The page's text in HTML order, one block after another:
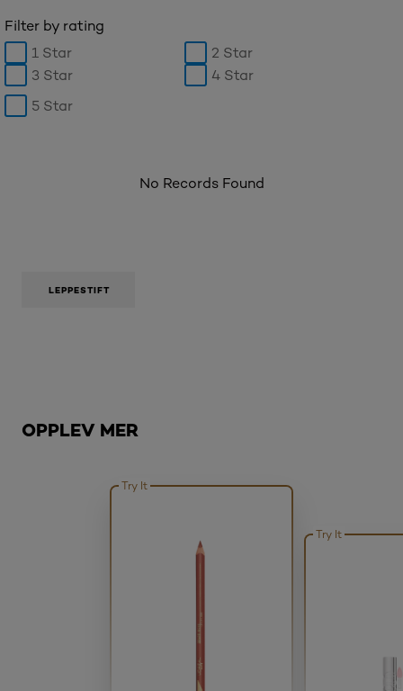
Filter by rating
1 Star
2 Star
3 Star
4 Star
5 Star
No Records Found
LEPPESTIFT
OPPLEV MER
Try It
Try It